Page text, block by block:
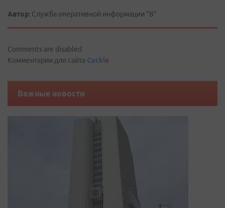
Автор: Служба оперативной информации "В"
Comments are disabled
Комментарии для сайта Cackle
Важные новости